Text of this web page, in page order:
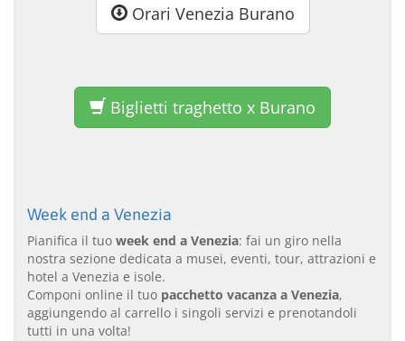
Orari Venezia Burano
Biglietti traghetto x Burano
Week end a Venezia
Pianifica il tuo week end a Venezia: fai un giro nella
nostra sezione dedicata a musei, eventi, tour, attrazioni e
hotel a Venezia e isole.
Componi online il tuo pacchetto vacanza a Venezia,
aggiungendo al carrello i singoli servizi e prenotandoli
tutti in una volta!